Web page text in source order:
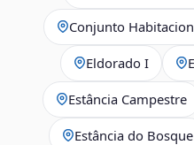
Conjunto
Eldorado I
Estância Campestre
Estância do Bosque